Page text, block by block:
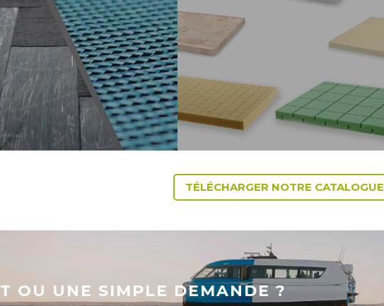
TÉLÉCHARGER NOTRE CATALOGUE
OU UNE SIMPLE DEMANDE ?